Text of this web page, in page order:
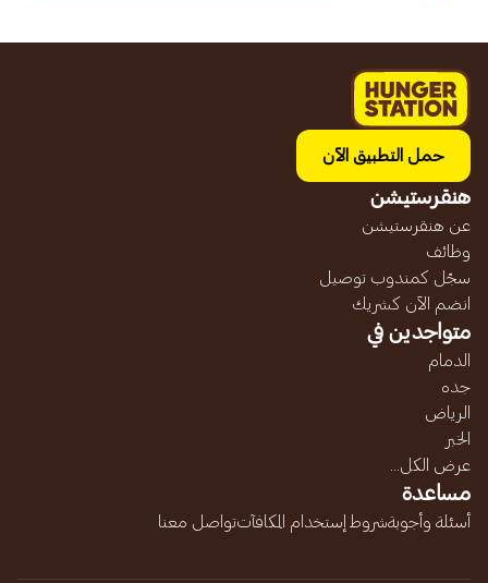
حمل التطبيق الآن
هنقرستيشن
عن هنقرستيشن
وظائف
سجّل كمندوب توصيل
انضم الآن كشريك
متواجدين في
الدمام
جده
الرياض
الخبر
عرض الكل...
مساعدة
أسئلة وأجوبةشروط إستخدام المكافآتتواصل معنا